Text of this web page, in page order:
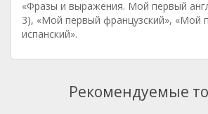
«Фразы и выражения. Мой первый
3), «Мой первый французский», «Мой
испанский».
Рекомендуемые